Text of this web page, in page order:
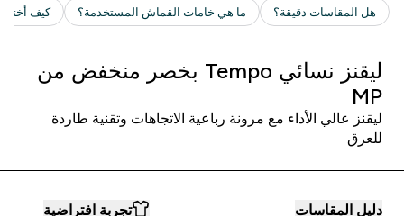
ليقنز نسائي Tempo بخصر منخفض من
MP
ليقنز عالي الأداء مع مرونة رباعية الاتجاهات وتقنية طاردة
للعرق
دليل المقاسات تجربة افتراضية